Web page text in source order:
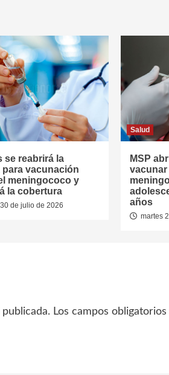
se reabrirá la
para vacunación
meningococo y
la cobertura
de julio de 2026
Salud
MSP
vacunar
años
martes
Los campos